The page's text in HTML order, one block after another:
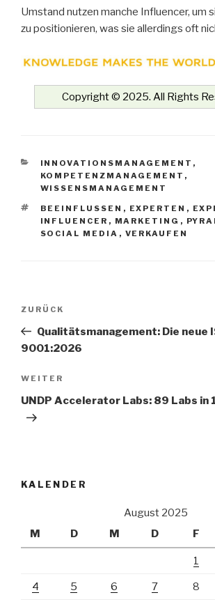
Umstand nutzen manche Influencer, um
zu positionieren, was sie allerdings oft
Copyright © 2025. All Rights
KATEGORIEN
INNOVATIONSMANAGEMENT ,
KOMPETENZMANAGEMENT ,
WISSENSMANAGEMENT
SCHLAGWÖRTER
BEEINFLUSSEN , EXPERTEN ,
INFLUENCER , MARKETING ,
SOCIAL MEDIA , VERKAUFEN
Beitrags-
Vorheriger
Beitrag
ZURÜCK
Qualitätsmanagement: Die neue
9001:2026
Nächster
Beitrag
WEITER
UNDP Accelerator Labs: 89 Labs in
KALENDER
August 2025
M
D M D F
1
4 5 6 7 8